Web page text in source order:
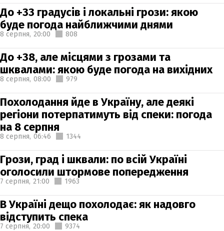
До +33 градусів і локальні грози: якою
буде погода найближчими днями
8 серпня, 20:00 808
До +38, але місцями з грозами та
шквалами: якою буде погода на вихідних
8 серпня, 08:00 979
Похолодання йде в Україну, але деякі
регіони потерпатимуть від спеки: погода
на 8 серпня
8 серпня, 06:46 1344
Грози, град і шквали: по всій Україні
оголосили штормове попередження
7 серпня, 21:00 1963
В Україні дещо похолодає: як надовго
відступить спека
7 серпня, 20:00 9374